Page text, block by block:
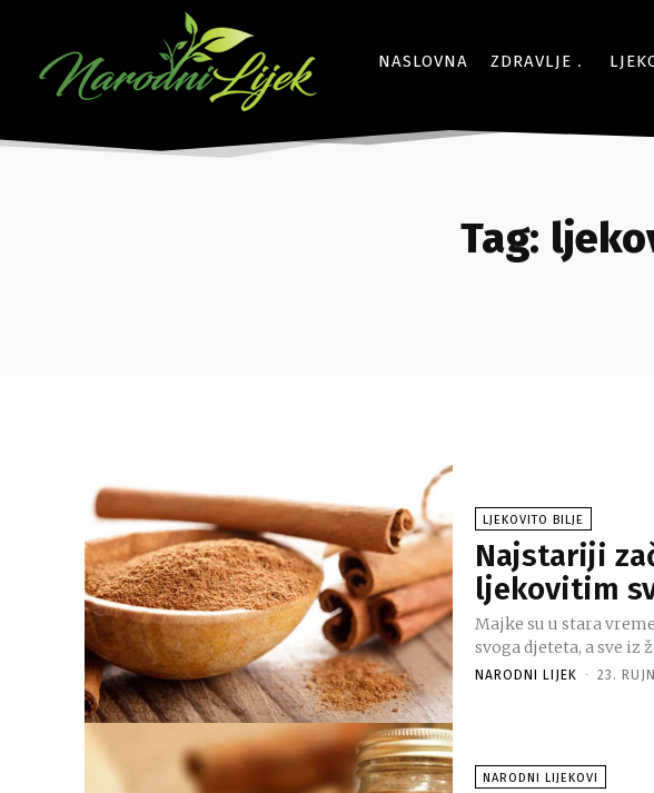
NASLOVNA ZDRAVLJE
Tag:
LJEKOVITO BILJE
Najstariji
ljekovitim
Majke su u stara
svoga djeteta, a sve iz
NARODNI LIJEK - 23.
NARODNI LIJEKOVI